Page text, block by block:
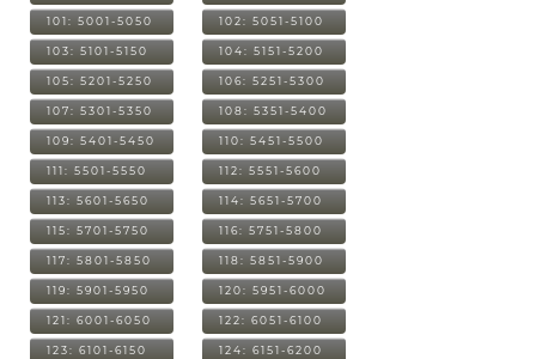
101: 5001-5050 102: 5051-5100
103: 5101-5150 104: 5151-5200
105: 5201-5250 106: 5251-5300
107: 5301-5350 108: 5351-5400
109: 5401-5450 110: 5451-5500
111: 5501-5550 112: 5551-5600
113: 5601-5650 114: 5651-5700
115: 5701-5750 116: 5751-5800
117: 5801-5850 118: 5851-5900
119: 5901-5950 120: 5951-6000
121: 6001-6050 122: 6051-6100
123: 6101-6150 124: 6151-6200